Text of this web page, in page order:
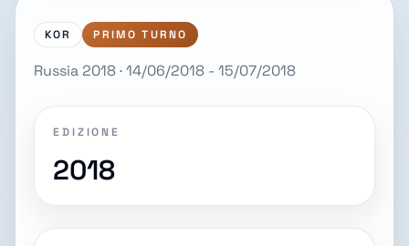
KOR PRIMO TURNO
Russia 2018 · 14/06/2018 - 15/07/2018
EDIZIONE
2018